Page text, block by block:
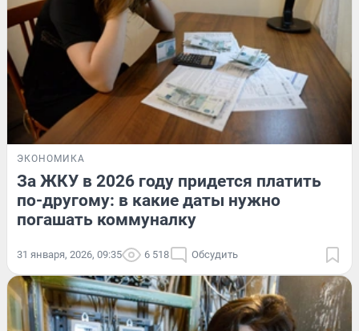
ЭКОНОМИКА
За ЖКУ в 2026 году придется платить
по-другому: в какие даты нужно
погашать коммуналку
31 января, 2026, 09:35 6 518 Обсудить